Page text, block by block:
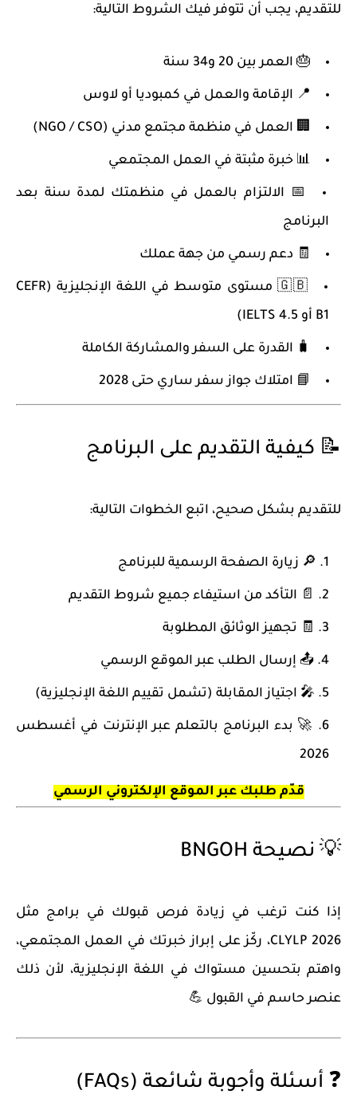
للتقديم، يجب أن تتوفر فيك الشروط التالية:
🎂 العمر بين 20 و34 سنة
📍 الإقامة والعمل في كمبوديا أو لاوس
🏢 العمل في منظمة مجتمع مدني (NGO / CSO)
📊 خبرة مثبتة في العمل المجتمعي
📅 الالتزام بالعمل في منظمتك لمدة سنة بعد
البرنامج
🧾 دعم رسمي من جهة عملك
🇬🇧 مستوى متوسط في اللغة الإنجليزية (CEFR
B1 أو IELTS 4.5)
🧳 القدرة على السفر والمشاركة الكاملة
📘 امتلاك جواز سفر ساري حتى 2028
📝 كيفية التقديم على البرنامج
للتقديم بشكل صحيح، اتبع الخطوات التالية:
🔎 زيارة الصفحة الرسمية للبرنامج
📄 التأكد من استيفاء جميع شروط التقديم
🧾 تجهيز الوثائق المطلوبة
📤 إرسال الطلب عبر الموقع الرسمي
🎤 اجتياز المقابلة (تشمل تقييم اللغة الإنجليزية)
🚀 بدء البرنامج بالتعلم عبر الإنترنت في أغسطس
2026
قدّم طلبك عبر الموقع الإلكتروني الرسمي
💡 نصيحة BNGOH
إذا كنت ترغب في زيادة فرص قبولك في برامج مثل
CLYLP 2026، ركّز على إبراز خبرتك في العمل المجتمعي،
واهتم بتحسين مستواك في اللغة الإنجليزية، لأن ذلك
عنصر حاسم في القبول 💪
❓ أسئلة وأجوبة شائعة (FAQs)